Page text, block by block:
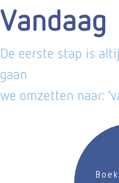
Vandaag
De eerste stap is
gaan
we omzetten naar: